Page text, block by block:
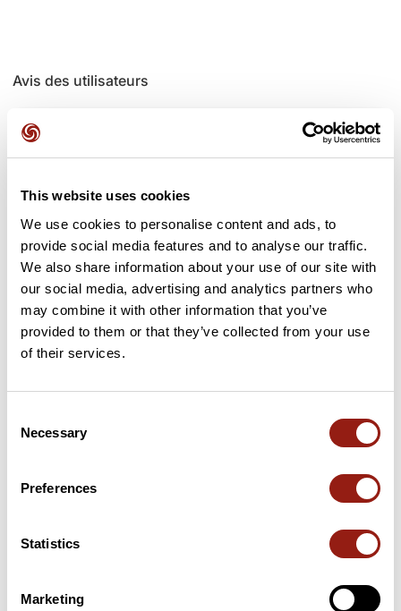
This website uses cookies
We use cookies to personalise content and ads, to
provide social media features and to analyse our traffic.
We also share information about your use of our site with
our social media, advertising and analytics partners who
may combine it with other information that you’ve
provided to them or that they’ve collected from your use
of their services.
Selection
Necessary
Preferences
Statistics
Marketing
Avis des utilisateurs
Soyez le premier à ajouter un avis !
Cols le long du parcours
60 km
Résumé
Belley. Ce parcours emprunte 75,9 km de routes. Il présente
une ascension cumulée de plus de 1140m. Prévoyez environ 3
Dernière modification de la fiche parcours: 3 février 2023 à 16:57:37.
Identifiant du parcours: 15629962